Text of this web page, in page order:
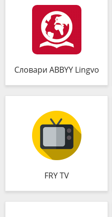
Словари ABBYY Lingvo
FRY TV